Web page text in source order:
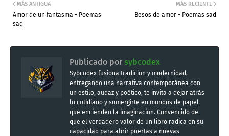
MÁS RECIENTE
Besos de amor - Poemas sad
MÁS ANTIGUA
Amor de un fantasma - Poemas
sad
Publicado por sybcodex
Sybcodex fusiona tradición y modernidad,
entregando una narrativa contemporánea con
un estilo, audaz y poético, te invita a dejar atrás
lo cotidiano y sumergirte en mundos de papel
que encienden la imaginación. Convencido de
que el verdadero valor de un libro radica en su
capacidad para abrir puertas a nuevas